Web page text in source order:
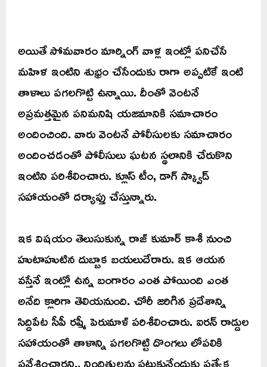
అయితే సోమవారం మార్నింగ్ వాళ్ల ఇంట్లో పనిచేసే
మహిళ ఇంటిని శుభ్రం చేసేందుకు రాగా అప్పటికే ఇంటి
తాళాలు పగలగొట్టి ఉన్నాయి. దీంతో వెంటనే
అప్రమత్తమైన పనిమనిషి యజమానికి సమాచారం
అందించింది. వారు వెంటనే పోలీసులకు సమాచారం
అందించడంతో పోలీసులు ఘటన స్థలానికి చేరుకొని
ఇంటిని పరిశీలించారు. క్లూస్ టీం, డాగ్ స్క్వాడ్
సహాయంతో దర్యాప్తు చేస్తున్నారు.
ఇక విషయం తెలుసుకున్న రాజ్ కుమార్ కాశీ నుంచి
హుటాహుటిన దుబ్బాక బయలుదేరారు. ఇక ఆయన
వస్తేనే ఇంట్లో ఉన్న బంగారం ఎంత పోయింది ఎంత
అనేది క్లారిగా తెలియనుంది. చోరీ జరిగిన ప్రదేశాన్ని
సిద్దిపేట సీపీ రష్మీ పెరుమాళ్ పరిశీలించారు. ఐరన్ రాడ్డుల
సహాయంతో తాళాన్ని పగలగొట్టి దొంగలు లోపలికి